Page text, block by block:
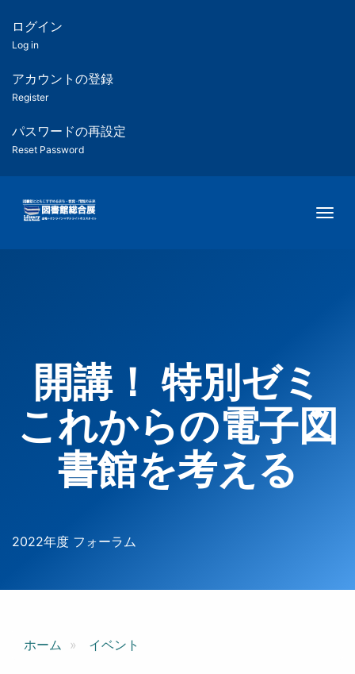
ツ
匿
名
ユ
ー
ー
用
メ
ログイン
Log in
アカウントの登録
Register
パスワードの再設定
Reset Password
開講！ 特別ゼミ
これからの電子図
書館を考える
2022年度 フォーラム
ホーム イベント